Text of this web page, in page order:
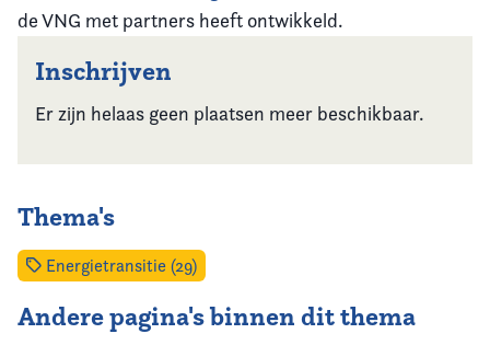
de VNG met partners heeft ontwikkeld.
Inschrijven
Er zijn helaas geen plaatsen meer beschikbaar.
Thema's
Energietransitie (29)
Andere pagina's binnen dit thema